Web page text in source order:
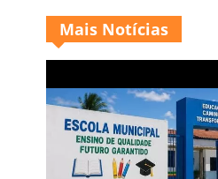
Mais Notícias